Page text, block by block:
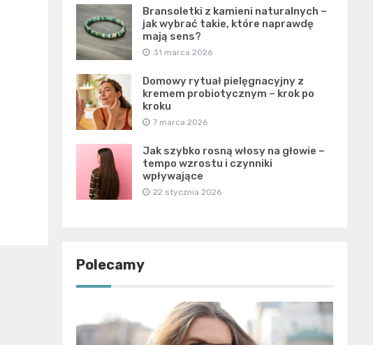
Bransoletki z kamieni naturalnych –
jak wybrać takie, które naprawdę
mają sens?
31 marca 2026
Domowy rytuał pielęgnacyjny z
kremem probiotycznym – krok po
kroku
7 marca 2026
Jak szybko rosną włosy na głowie –
tempo wzrostu i czynniki
wpływające
22 stycznia 2026
Polecamy